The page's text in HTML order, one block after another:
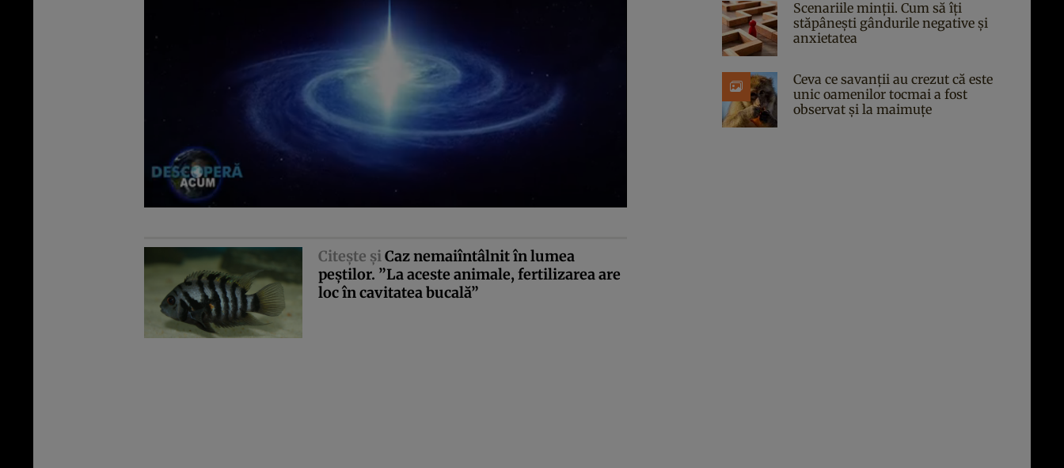
Citeşte şiCaz nemaiîntâlnit în lumea
peştilor. ”La aceste animale, fertilizarea are
loc în cavitatea bucală”
Scenariile minții. Cum să îți
stăpânești gândurile negative și
anxietatea
Ceva ce savanții au crezut că este
unic oamenilor tocmai a fost
observat și la maimuțe